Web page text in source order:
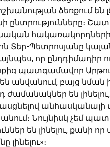
ձեռքում են
Շատ
Տեր-Պետրոսյանը
այնպես, որ
պատգամավոր
անվանում, բայց
ժամանակներ են
անհասկանալի
Նույնիսկ չեմ
են լինելու, քանի